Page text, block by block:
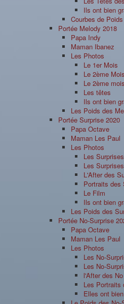
Ils ont bien
Courbes de
Portée Melody 2018
Papa Indy
Maman Ibanez
Les Photos
Le 1er Mois
Le 2ème Mois
Le 2ème
Les têtes
Ils ont bien
Les Poids des
Portée Surprise 2020
Papa Octave
Maman Les Paul
Les Photos
Les
Les
L'After des
Portraits des
Le Film
Ils ont bien
Les Poids des
Portée No-Surprise
Papa Octave
Maman Les Paul
Les Photos
Les No-
Les No-
l'After des
Les Portraits
Elles ont